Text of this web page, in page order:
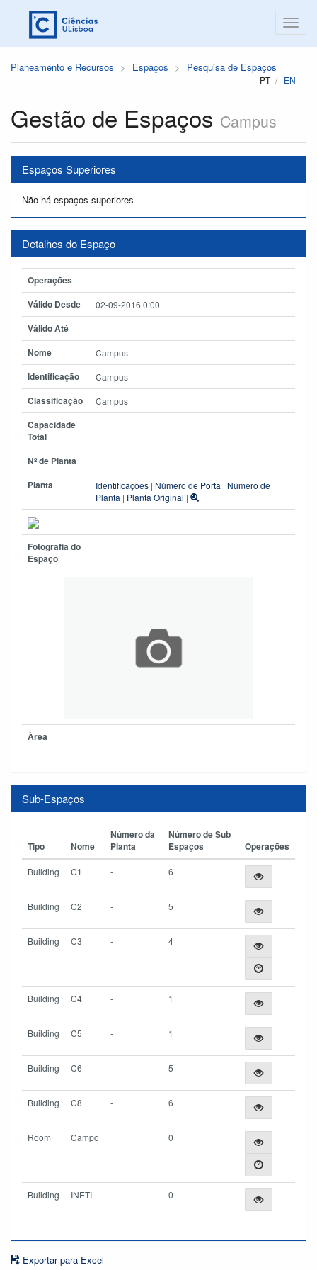
Planeamento e Recursos Espaços Pesquisa de Espaços
PT EN
Gestão de Espaços Campus
Espaços Superiores
Não há espaços superiores
Detalhes do Espaço
Operações
Válido Desde
02-09-2016 0:00
Válido Até
Nome
Campus
Identificação Campus
Classificação Campus
Capacidade
Total
Nº de Planta
Planta
Identificações | Número de Porta | Número de
Planta | Planta Original |
Fotografia do
Espaço
Àrea
Sub-Espaços
Tipo Nome
Número da
Planta
Número de Sub
Espaços
Operações
Building C1 - 6
Building C2 - 5
Building C3 - 4
Building C4 - 1
Building C5 - 1
Building C6 - 5
Building C8 - 6
Room Campo 0
Building INETI - 0
Exportar para Excel